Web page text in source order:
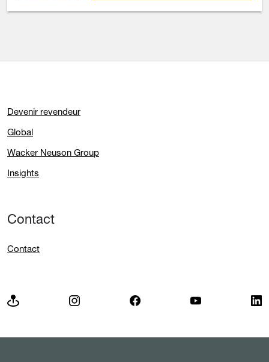
Devenir revendeur
Global
Wacker Neuson Group
Insights
Contact
Contact